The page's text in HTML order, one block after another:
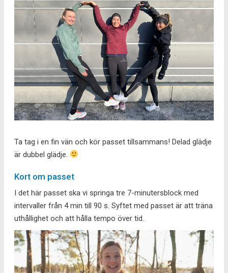
Ta tag i en fin vän och kör passet tillsammans! Delad glädje
är dubbel glädje.
Kort om passet
I det här passet ska vi springa tre 7-minutersblock med
intervaller från 4 min till 90 s. Syftet med passet är att träna
uthållighet och att hålla tempo över tid.